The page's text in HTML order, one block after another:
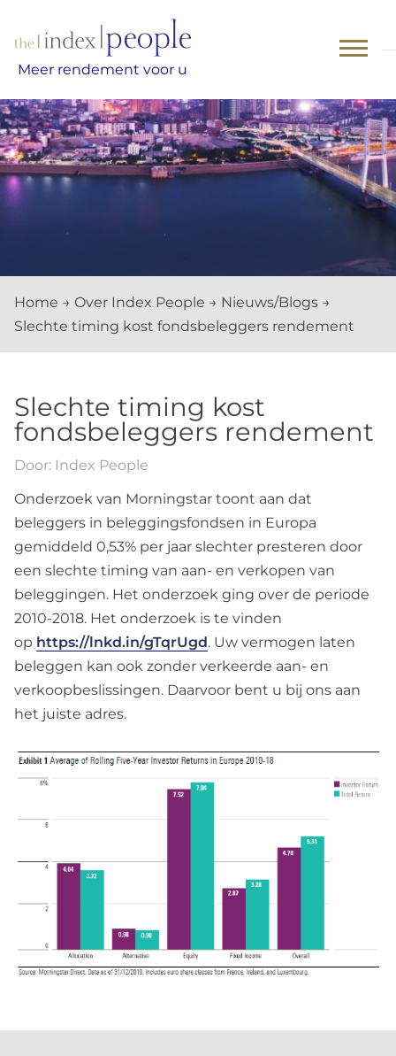
Meer rendement voor u
Home → Over Index People → Nieuws/Blogs →
Slechte timing kost fondsbeleggers rendement
Slechte timing kost
fondsbeleggers rendement
Door: Index People
Onderzoek van Morningstar toont aan dat
beleggers in beleggingsfondsen in Europa
gemiddeld 0,53% per jaar slechter presteren door
een slechte timing van aan- en verkopen van
beleggingen. Het onderzoek ging over de periode
2010-2018. Het onderzoek is te vinden
op https://lnkd.in/gTqrUgd. Uw vermogen laten
beleggen kan ook zonder verkeerde aan- en
verkoopbeslissingen. Daarvoor bent u bij ons aan
het juiste adres.